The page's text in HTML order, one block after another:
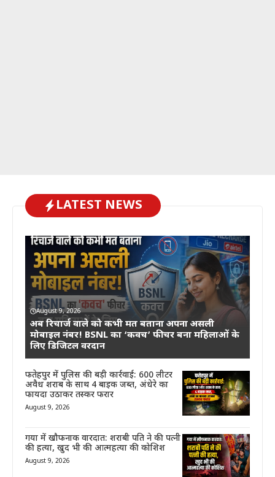
LATEST NEWS
August 9, 2026
अब रिचार्ज वाले को कभी मत बताना अपना असली
मोबाइल नंबर! BSNL का ‘कवच’ फीचर बना महिलाओं के
लिए डिजिटल वरदान
फतेहपुर में पुलिस की बड़ी कार्रवाई: 600 लीटर
अवैध शराब के साथ 4 बाइक जब्त, अंधेरे का
फायदा उठाकर तस्कर फरार
August 9, 2026
गया में खौफनाक वारदात: शराबी पति ने की पत्नी
की हत्या, खुद भी की आत्महत्या की कोशिश
August 9, 2026